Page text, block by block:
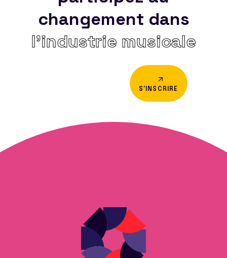
changement dans
l’industrie musicale
S'INSCRIRE